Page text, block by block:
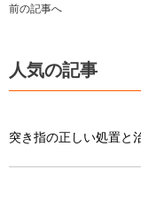
前の記事へ
人気の記事
突き指の正しい処置と